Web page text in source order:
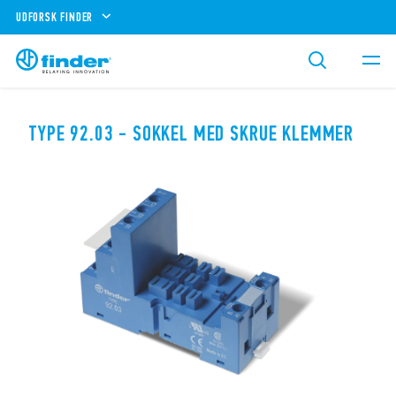
UDFORSK FINDER
TYPE 92.03 - SOKKEL MED SKRUE KLEMMER